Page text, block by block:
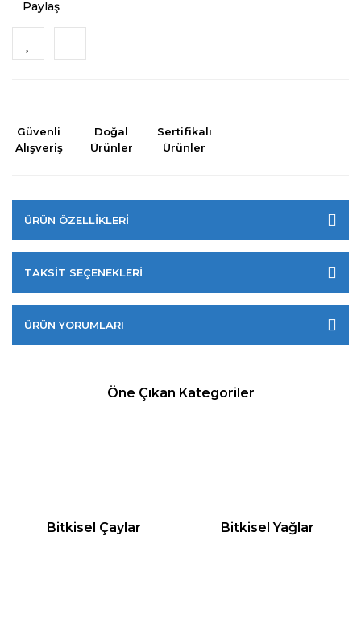
Paylaş
Güvenli
Alışveriş
Doğal
Ürünler
Sertifikalı
Ürünler
ÜRÜN ÖZELLİKLERİ
TAKSİT SEÇENEKLERİ
ÜRÜN YORUMLARI
Öne Çıkan Kategoriler
Bitkisel Çaylar Bitkisel Yağlar